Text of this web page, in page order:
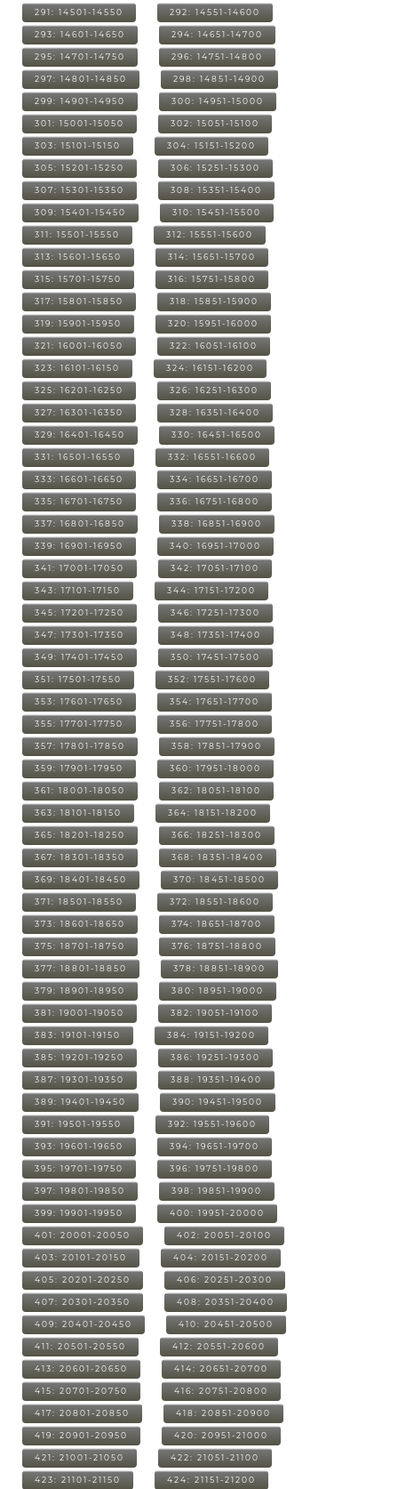
291: 14501-14550 292: 14551-14600
293: 14601-14650 294: 14651-14700
295: 14701-14750 296: 14751-14800
297: 14801-14850 298: 14851-14900
299: 14901-14950 300: 14951-15000
301: 15001-15050 302: 15051-15100
303: 15101-15150 304: 15151-15200
305: 15201-15250 306: 15251-15300
307: 15301-15350 308: 15351-15400
309: 15401-15450 310: 15451-15500
311: 15501-15550 312: 15551-15600
313: 15601-15650 314: 15651-15700
315: 15701-15750 316: 15751-15800
317: 15801-15850 318: 15851-15900
319: 15901-15950 320: 15951-16000
321: 16001-16050 322: 16051-16100
323: 16101-16150 324: 16151-16200
325: 16201-16250 326: 16251-16300
327: 16301-16350 328: 16351-16400
329: 16401-16450 330: 16451-16500
331: 16501-16550 332: 16551-16600
333: 16601-16650 334: 16651-16700
335: 16701-16750 336: 16751-16800
337: 16801-16850 338: 16851-16900
339: 16901-16950 340: 16951-17000
341: 17001-17050 342: 17051-17100
343: 17101-17150 344: 17151-17200
345: 17201-17250 346: 17251-17300
347: 17301-17350 348: 17351-17400
349: 17401-17450 350: 17451-17500
351: 17501-17550 352: 17551-17600
353: 17601-17650 354: 17651-17700
355: 17701-17750 356: 17751-17800
357: 17801-17850 358: 17851-17900
359: 17901-17950 360: 17951-18000
361: 18001-18050 362: 18051-18100
363: 18101-18150 364: 18151-18200
365: 18201-18250 366: 18251-18300
367: 18301-18350 368: 18351-18400
369: 18401-18450 370: 18451-18500
371: 18501-18550 372: 18551-18600
373: 18601-18650 374: 18651-18700
375: 18701-18750 376: 18751-18800
377: 18801-18850 378: 18851-18900
379: 18901-18950 380: 18951-19000
381: 19001-19050 382: 19051-19100
383: 19101-19150 384: 19151-19200
385: 19201-19250 386: 19251-19300
387: 19301-19350 388: 19351-19400
389: 19401-19450 390: 19451-19500
391: 19501-19550 392: 19551-19600
393: 19601-19650 394: 19651-19700
395: 19701-19750 396: 19751-19800
397: 19801-19850 398: 19851-19900
399: 19901-19950 400: 19951-20000
401: 20001-20050 402: 20051-20100
403: 20101-20150 404: 20151-20200
405: 20201-20250 406: 20251-20300
407: 20301-20350 408: 20351-20400
409: 20401-20450 410: 20451-20500
411: 20501-20550 412: 20551-20600
413: 20601-20650 414: 20651-20700
415: 20701-20750 416: 20751-20800
417: 20801-20850 418: 20851-20900
419: 20901-20950 420: 20951-21000
421: 21001-21050 422: 21051-21100
423: 21101-21150 424: 21151-21200